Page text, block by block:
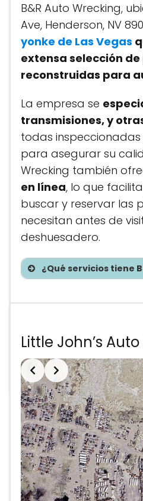
B&R Auto Wrecking,
Ave, Henderson, NV
yonke de Las Vegas
extensa selección
reconstruidas para
La empresa se
transmisiones, y
todas
para asegurar su
Wrecking también
en línea, lo que
buscar y reservar las
necesitan antes de
deshuesadero.
¿Qué servicios tiene
Precios
Anuncio
Little John’s